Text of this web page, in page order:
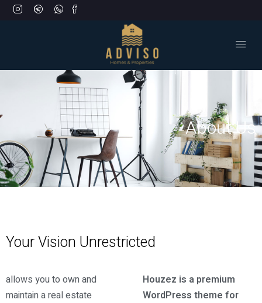
About Us
Your Vision Unrestricted
Houzez is a premium
WordPress theme for
allows you to own and
maintain a real estate